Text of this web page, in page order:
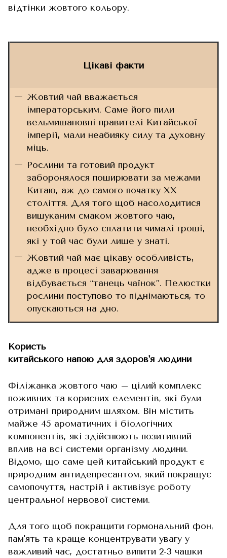
відтінки жовтого кольору.
Цікаві факти
Жовтий чай вважається
імператорським. Саме його пили
вельмишановні правителі Китайської
імперії, мали неабияку силу та духовну
міць.
Рослини та готовий продукт
заборонялося поширювати за межами
Китаю, аж до самого початку XX
століття. Для того щоб насолодитися
вишуканим смаком жовтого чаю,
необхідно було сплатити чималі гроші,
які у той час були лише у знаті.
Жовтий чай має цікаву особливість,
адже в процесі заварювання
відбувається “танець чаїнок”. Пелюстки
рослини поступово то піднімаються, то
опускаються на дно.
Користь
китайського напою для здоров'я людини
Філіжанка жовтого чаю – цілий комплекс
поживних та корисних елементів, які були
отримані природним шляхом. Він містить
майже 45 ароматичних і біологічних
компонентів, які здійснюють позитивний
вплив на всі системи організму людини.
Відомо, що саме цей китайський продукт є
природним антидепресантом, який покращує
самопочуття, настрій і активізує роботу
центральної нервової системи.
Для того щоб покращити гормональний фон,
пам'ять та краще концентрувати увагу у
важливий час, достатньо випити 2-3 чашки